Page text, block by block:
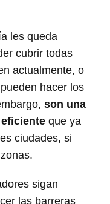
les queda
cubrir todas
actualmente, o
hacer los
son una
que ya
ciudades, si
sigan
las barreras